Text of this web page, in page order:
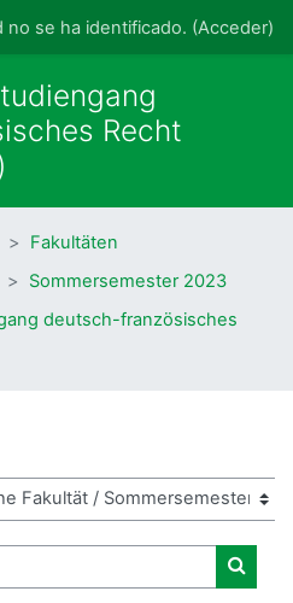
no se ha identificado. (Acceder)
Recht
Fakultäten
Sommersemester 2023
deutsch-französisches